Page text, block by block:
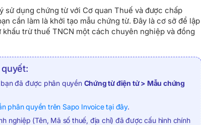
sử dụng chứng từ với Cơ quan Thuế và được chấp
cần làm là khởi tạo mẫu chứng từ. Đây là cơ sở để lập
trừ thuế TNCN một cách chuyên nghiệp và đồng
đã được phân quyền Chứng từ điện tử > Mẫu chứng
phân quyền trên Sapo Invoice tại đây.
nghiệp (Tên, Mã số thuế, địa chỉ) đã được cấu hình chính